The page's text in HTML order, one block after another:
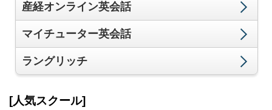
産経オンライン英会話
マイチューター英会話
ラングリッチ
[人気スクール]